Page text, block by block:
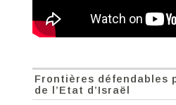
Frontières défendables
de l’Etat d’Israël